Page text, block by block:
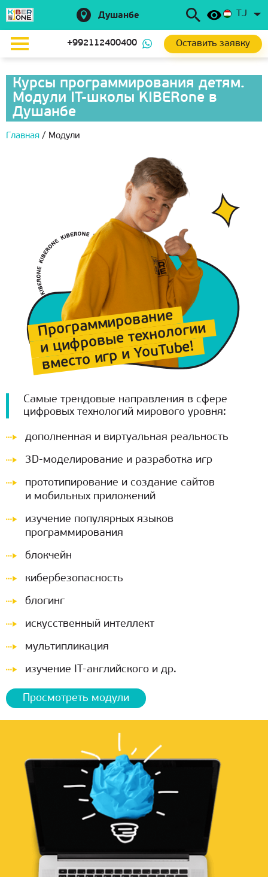
Душанбе TJ
+992112400400 Оставить заявку
Курсы программирования детям.
Модули IT-школы KIBERone в
Душанбе
Главная / Модули
Программирование
и цифровые технологии
вместо игр и YouTube!
Самые трендовые направления в сфере
цифровых технологий мирового уровня:
дополненная и виртуальная реальность
3D-моделирование и разработка игр
прототипирование и создание сайтов
и мобильных приложений
изучение популярных языков
программирования
блокчейн
кибербезопасность
блогинг
иcкусственный интеллект
мультипликация
изучение IT-английского и др.
Просмотреть модули